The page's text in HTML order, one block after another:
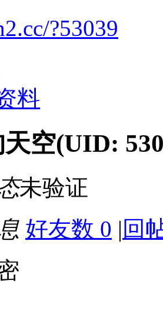
?53039
料
空(UID:
未验证
好友数 0 | 回